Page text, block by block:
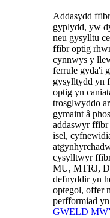
Addasydd
gyplydd, yw
neu gysylltu
ffibr optig
cynnwys y
ferrule gyda'i
gysylltydd yn
optig yn
trosglwyddo
gymaint â
addaswyr ffibr
isel,
cysylltwyr
MU, MTRJ,
defnyddir yn
optegol, offer
perfformiad
GWELD